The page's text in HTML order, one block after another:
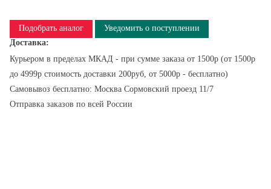
Подобрать аналог
Уведомить о поступлении
Доставка:
Курьером в пределах МКАД - при сумме заказа от 1500р (от 1500р
до 4999р стоимость доставки 200руб, от 5000р - бесплатно)
Самовывоз бесплатно: Москва Сормовский проезд 11/7
Отправка заказов по всей России